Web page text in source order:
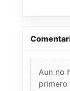
Aun no
primero